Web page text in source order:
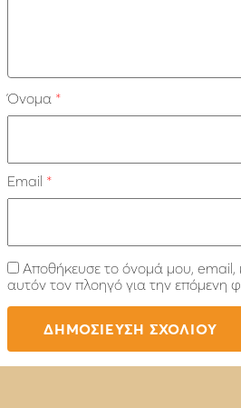
Όνομα *
Email *
Αποθήκευσε το όνομά μου, email,
αυτόν τον πλοηγό για την επόμενη